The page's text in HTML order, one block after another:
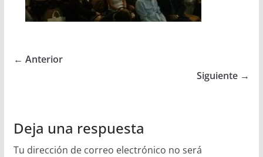
← Anterior
Siguiente →
Deja una respuesta
Tu dirección de correo electrónico no será